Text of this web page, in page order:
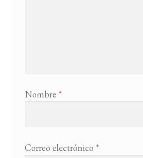
Nombre *
Correo electrónico *